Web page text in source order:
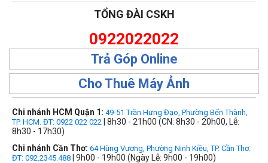
TỔNG ĐÀI CSKH
0922022022
Trả Góp Online
Cho Thuê Máy Ảnh
Chi nhánh HCM Quận 1: 49-51 Trần Hưng Đạo, Phường Bến Thành,
TP. HCM. ĐT: 0922 022 022 | 8h30 - 21h00 (CN: 8h30 - 20h00, Lễ:
8h30 - 17h30)
Chi nhánh Cần Thơ: 64 Hùng Vương, Phường Ninh Kiều, TP. Cần Thơ.
ĐT: 092.2345.488 | 9h00 - 19h00 (Ngày Lễ: 9h00 - 19h00)